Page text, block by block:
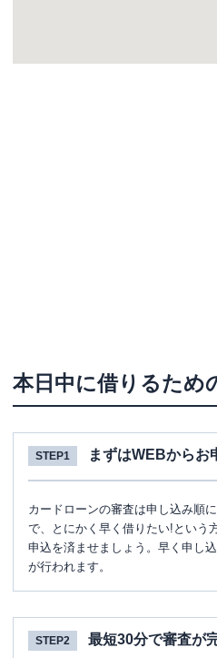
本日中に借りるため
STEP1 まずはWEBからお
カードローンの審査は申し込み順
で、とにかく早く借りたい!という
申込を済ませましょう。早く申し
が行われます。
STEP2 最短30分で審査が